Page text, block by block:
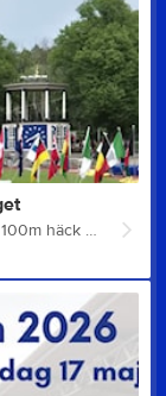
Efter en bra försäsong med fina resultat i både 100m häck och längdhopp så var det i helgen dags för Världsungdomsspelen som är en observationstävling inför U18EM. Tävlingen blev väldigt lyckad och kvalgränsen till mästerskapet klarades i både 100m häck och längdhopp, efter tävlingen kom beskedet att Olivia är uttagen i båda grenarna till sommarens mästerskap. Tyvärr krockar grenarna på tävlingen och valet föll därför på 100m häck. U18EM genomförs 16-19 juli i Italienska Rieti som ligger några mil nordost om Rom. Tävlingen sänds på SVTplay. Föreningen gratulerar till uttagningen och önskar stort lycka till.